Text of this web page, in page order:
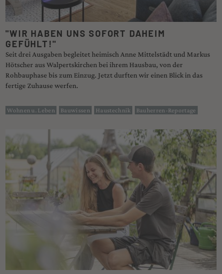
"WIR HABEN UNS SOFORT DAHEIM
GEFÜHLT!"
Seit drei Ausgaben begleitet heimisch Anne Mittelstädt und Markus
Hötscher aus Walpertskirchen bei ihrem Hausbau, von der
Rohbauphase bis zum Einzug. Jetzt durften wir einen Blick in das
fertige Zuhause werfen.
Wohnen u. Leben Bauwissen Haustechnik Bauherren-Reportage